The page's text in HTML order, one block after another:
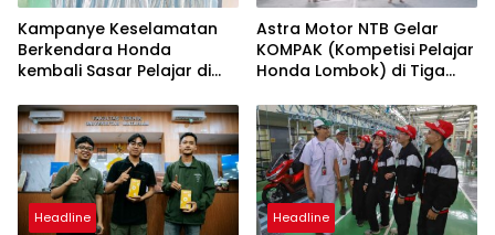
Kampanye Keselamatan
Berkendara Honda
kembali Sasar Pelajar di
Utara
Astra Motor NTB Gelar
KOMPAK (Kompetisi Pelajar
Honda Lombok) di Tiga
Headline Headline